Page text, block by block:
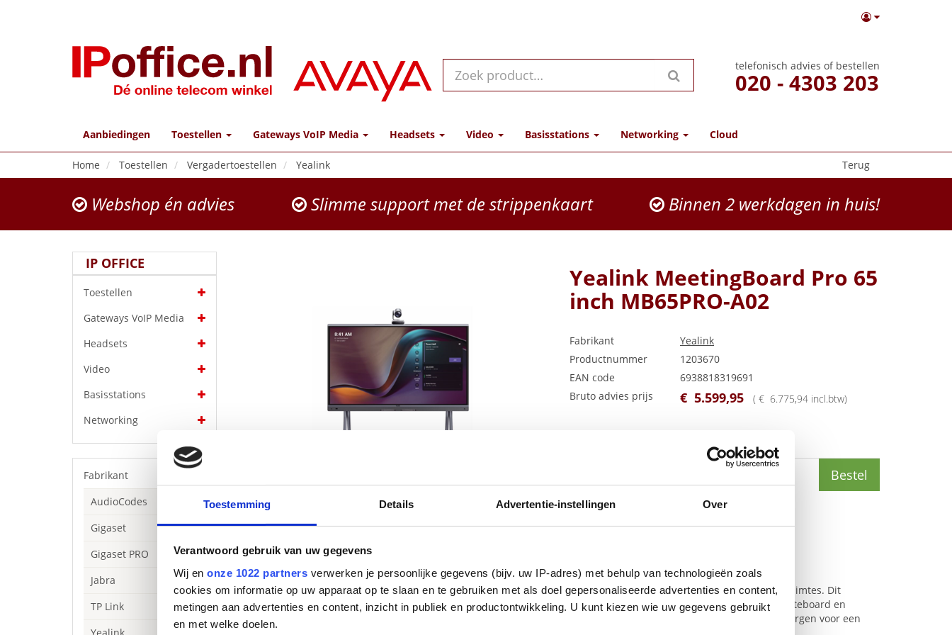
Toestemming Details Advertentie-instellingen Over
Verantwoord gebruik van uw gegevens
Wij en onze 1022 partners verwerken je persoonlijke gegevens (bijv. uw IP-adres) met behulp van technologieën zoals
cookies om informatie op uw apparaat op te slaan en te gebruiken met als doel gepersonaliseerde advertenties en content,
metingen aan advertenties en content, inzicht in publiek en productontwikkeling. U kunt kiezen wie uw gegevens gebruikt
en met welke doelen.
telefonisch advies of bestellen
020 - 4303 203
Aanbiedingen Toestellen Gateways VoIP Media Headsets Video Basisstations Networking Cloud
Terug
Home Toestellen Vergadertoestellen Yealink
Webshop én advies Slimme support met de strippenkaart Binnen 2 werkdagen in huis!
IP OFFICE
Toestellen
Gateways VoIP Media
Headsets
Video
Basisstations
Networking
Fabrikant
AudioCodes
Gigaset
Gigaset PRO
Jabra
TP Link
Yealink MeetingBoard Pro 65
inch MB65PRO-A02
Fabrikant
Yealink
Productnummer
1203670
EAN code
6938818319691
Bruto advies prijs
€ 5.599,95 ( € 6.775,94 incl.btw)
,14 incl.btw
Bestel
Beschrijving
Yealink MeetingBoard Pro is het nieuwste alles-in-één 65” vergaderapparaat dat is ontworpen voor kleine tot grote ruimtes. Dit
intelligente vergaderapparaat integreert videoconferenties, draadloos delen van HD-content en een elektronisch whiteboard en
ondersteunt videogesprekken met een kwaliteit tot 4K. Het alles-in-één ontwerp en de flexibele bevestigingsopties zorgen voor een